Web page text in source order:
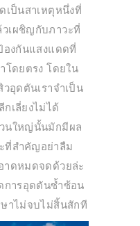
เป็นสาเหตุหนึ่งที่
เผชิญกับภาวะที่
องกันแสงแดดที่
โดยตรง โดยใน
อุดตันเราจำเป็น
เลี่ยงไม่ได้
นใหญ่นั้นมักมีผล
ที่สำคัญอย่าลืม
าดหมดจดด้วยล่ะ
การอุดตันซ้ำซ้อน
าไม่จบไม่สิ้นสักที